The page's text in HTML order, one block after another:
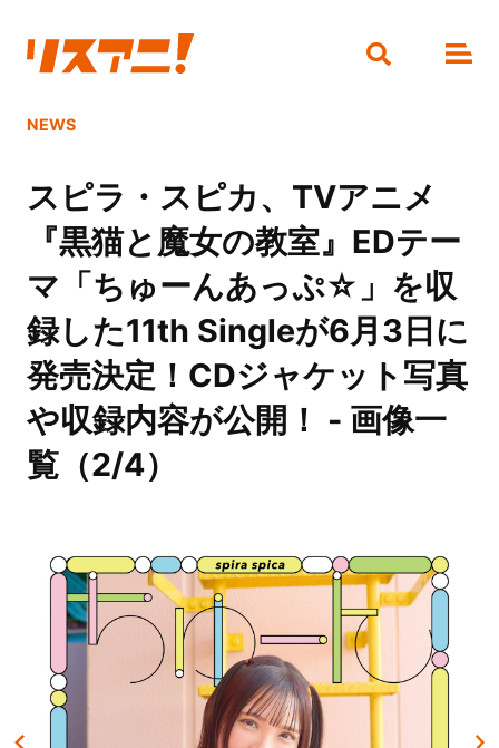
NEWS
スピラ・スピカ、TVアニメ
『黒猫と魔女の教室』EDテー
マ「ちゅーんあっぷ☆」を収
録した11th Singleが6月3日に
発売決定！CDジャケット写真
や収録内容が公開！ - 画像一
覧（2/4）